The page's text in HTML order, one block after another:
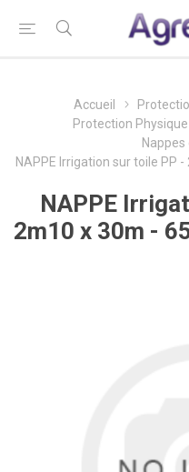
Accueil
Protection
NAPPE Irrigation sur toile PP
NAPPE
2m10 x 30m -